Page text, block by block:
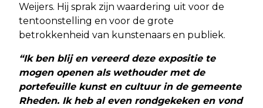
Weijers. Hij sprak zijn waardering uit voor de
tentoonstelling en voor de grote
betrokkenheid van kunstenaars en publiek.
“Ik ben blij en vereerd deze expositie te
mogen openen als wethouder met de
portefeuille kunst en cultuur in de gemeente
Rheden. Ik heb al even rondgekeken en vond